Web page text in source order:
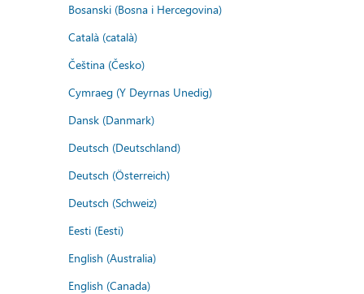
Bosanski (Bosna i Hercegovina)
Català (català)
Čeština (Česko)
Cymraeg (Y Deyrnas Unedig)
Dansk (Danmark)
Deutsch (Deutschland)
Deutsch (Österreich)
Deutsch (Schweiz)
Eesti (Eesti)
English (Australia)
English (Canada)